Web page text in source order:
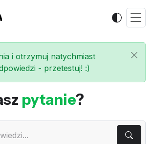
i otrzymuj natychmiast
- przetestuj! :)
pytanie?